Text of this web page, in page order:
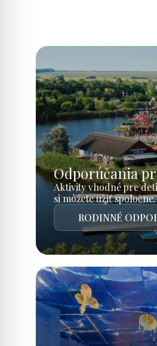
Odporúčania
Aktivity vhodné pre
si môžete užiť spoločne.
RODINNÉ